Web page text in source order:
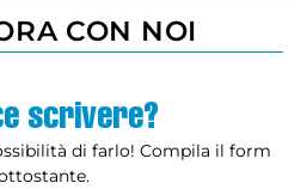
CON NOI
scrivere?
di farlo! Compila il form